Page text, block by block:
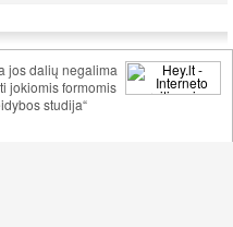
jos dalių negalima
jokiomis formomis
studija“